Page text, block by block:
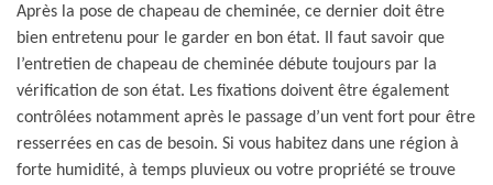
Après la pose de chapeau de cheminée, ce dernier doit être
bien entretenu pour le garder en bon état. Il faut savoir que
l’entretien de chapeau de cheminée débute toujours par la
vérification de son état. Les fixations doivent être également
contrôlées notamment après le passage d’un vent fort pour être
resserrées en cas de besoin. Si vous habitez dans une région à
forte humidité, à temps pluvieux ou votre propriété se trouve